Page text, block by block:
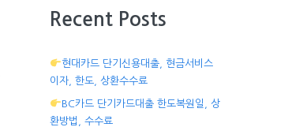
Recent Posts
현대카드 단기신용대출, 현금서비스
이자, 한도, 상환수수료
BC카드 단기카드대출 한도복원일, 상
환방법, 수수료